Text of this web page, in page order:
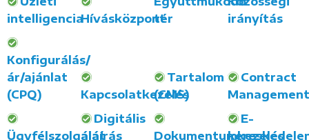
intelligenciaHívásközpont
tér
irányítás
Konfigurálás/
ár/ajánlat
(CPQ)
Kapcsolatkezelés
Tartalom
(CMS)
Contract
Ügyfélszolgálat
Digitális
aláírás
Dokumentumkezelés
E-